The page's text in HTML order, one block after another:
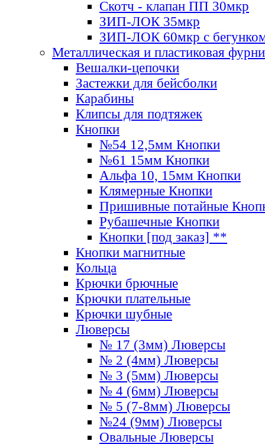
Скотч - клапан ПП 30мкр
ЗИП-ЛОК 35мкр
ЗИП-ЛОК 60мкр с
Металлическая и пластиковая
Вешалки-цепочки
Застежки для бейсболки
Карабины
Клипсы для подтяжек
Кнопки
№54 12,5мм Кнопки
№61 15мм Кнопки
Альфа 10, 15мм Кнопки
Клямерные Кнопки
Пришивные потайные
Рубашечные Кнопки
Кнопки [под заказ] **
Кнопки магнитные
Кольца
Крючки брючные
Крючки плательные
Крючки шубные
Люверсы
№ 17 (3мм) Люверсы
№ 2 (4мм) Люверсы
№ 3 (5мм) Люверсы
№ 4 (6мм) Люверсы
№ 5 (7-8мм) Люверсы
№24 (9мм) Люверсы
Овальные Люверсы